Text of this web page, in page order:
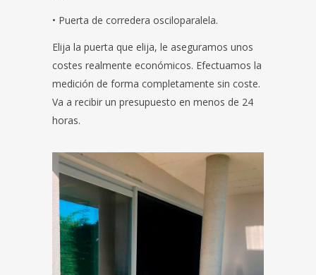
• Puerta de corredera osciloparalela.
Elija la puerta que elija, le aseguramos unos
costes realmente económicos. Efectuamos la
medición de forma completamente sin coste.
Va a recibir un presupuesto en menos de 24
horas.